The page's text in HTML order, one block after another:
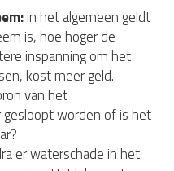
in het algemeen geldt
is, hoe hoger de
inspanning om het
kost meer geld.
van het
worden of is het
er waterschade in het